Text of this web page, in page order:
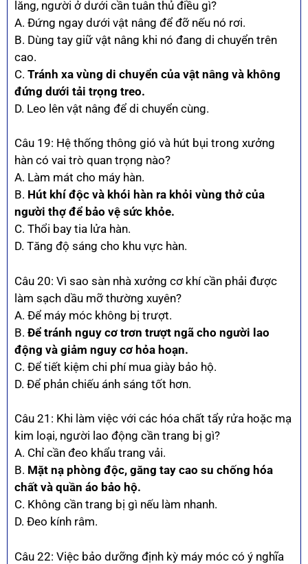
lăng, người ở dưới cần tuân thủ điều gì?
A. Đứng ngay dưới vật nâng để đỡ nếu nó rơi.
B. Dùng tay giữ vật nâng khi nó đang di chuyển trên
cao.
C. Tránh xa vùng di chuyển của vật nâng và không
đứng dưới tải trọng treo.
D. Leo lên vật nâng để di chuyển cùng.
Câu 19: Hệ thống thông gió và hút bụi trong xưởng
hàn có vai trò quan trọng nào?
A. Làm mát cho máy hàn.
B. Hút khí độc và khói hàn ra khỏi vùng thở của
người thợ để bảo vệ sức khỏe.
C. Thổi bay tia lửa hàn.
D. Tăng độ sáng cho khu vực hàn.
Câu 20: Vì sao sàn nhà xưởng cơ khí cần phải được
làm sạch dầu mỡ thường xuyên?
A. Để máy móc không bị trượt.
B. Để tránh nguy cơ trơn trượt ngã cho người lao
động và giảm nguy cơ hỏa hoạn.
C. Để tiết kiệm chi phí mua giày bảo hộ.
D. Để phản chiếu ánh sáng tốt hơn.
Câu 21: Khi làm việc với các hóa chất tẩy rửa hoặc mạ
kim loại, người lao động cần trang bị gì?
A. Chỉ cần đeo khẩu trang vải.
B. Mặt nạ phòng độc, găng tay cao su chống hóa
chất và quần áo bảo hộ.
C. Không cần trang bị gì nếu làm nhanh.
D. Đeo kính râm.
Câu 22: Việc bảo dưỡng định kỳ máy móc có ý nghĩa